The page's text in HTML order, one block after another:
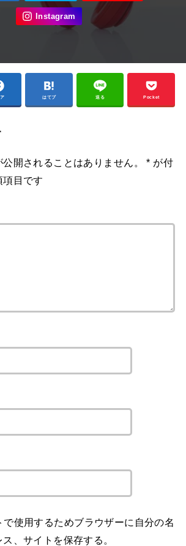
はてブ 送る Pocket
開されることはありません。 * が付
項目です
で使用するためブラウザーに自分の名
、サイトを保存する。